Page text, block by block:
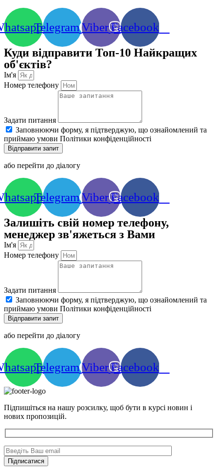
Telegram ViberFacebook
Куди відправити Топ-10 Найкращих
об'єктів?
Ім'я
Номер телефону
Задати питання
Заповнюючи форму, я підтверджую, що ознайомлений та
приймаю умови Політики конфіденційності
Відправити запит
або перейти до діалогу
Telegram ViberFacebook
Залишіть свій номер телефону,
менеджер зв'яжеться з Вами
Ім'я
Номер телефону
Задати питання
Заповнюючи форму, я підтверджую, що ознайомлений та
приймаю умови Політики конфіденційності
Відправити запит
або перейти до діалогу
Telegram ViberFacebook
Підпишіться на нашу розсилку, щоб бути в курсі новин і
нових пропозицій.